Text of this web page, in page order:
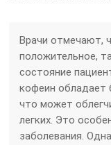
Врачи отмечают,
положительное,
состояние
кофеин
что может
легких. Это
заболевания.